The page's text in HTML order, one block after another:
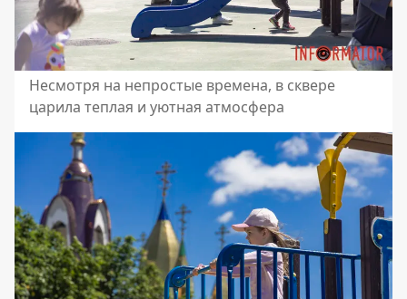
Несмотря на непростые времена, в сквере
царила теплая и уютная атмосфера